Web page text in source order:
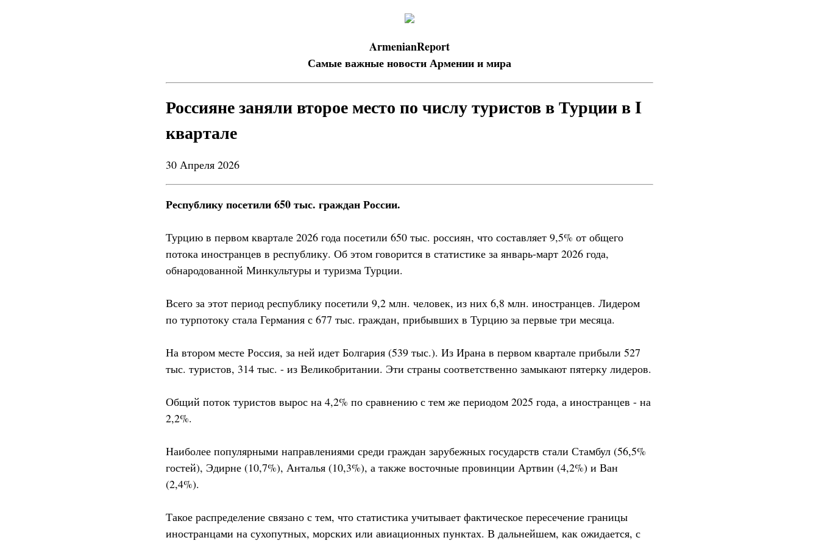
ArmenianReport
Самые важные новости Армении и мира
Россияне заняли второе место по числу туристов в Турции в I
квартале
30 Апреля 2026
Республику посетили 650 тыс. граждан России.
Турцию в первом квартале 2026 года посетили 650 тыс. россиян, что составляет 9,5% от общего
потока иностранцев в республику. Об этом говорится в статистике за январь-март 2026 года,
обнародованной Минкультуры и туризма Турции.
Всего за этот период республику посетили 9,2 млн. человек, из них 6,8 млн. иностранцев. Лидером
по турпотоку стала Германия с 677 тыс. граждан, прибывших в Турцию за первые три месяца.
На втором месте Россия, за ней идет Болгария (539 тыс.). Из Ирана в первом квартале прибыли 527
тыс. туристов, 314 тыс. - из Великобритании. Эти страны соответственно замыкают пятерку лидеров.
Общий поток туристов вырос на 4,2% по сравнению с тем же периодом 2025 года, а иностранцев - на
2,2%.
Наиболее популярными направлениями среди граждан зарубежных государств стали Стамбул (56,5%
гостей), Эдирне (10,7%), Анталья (10,3%), а также восточные провинции Артвин (4,2%) и Ван
(2,4%).
Такое распределение связано с тем, что статистика учитывает фактическое пересечение границы
иностранцами на сухопутных, морских или авиационных пунктах. В дальнейшем, как ожидается, с